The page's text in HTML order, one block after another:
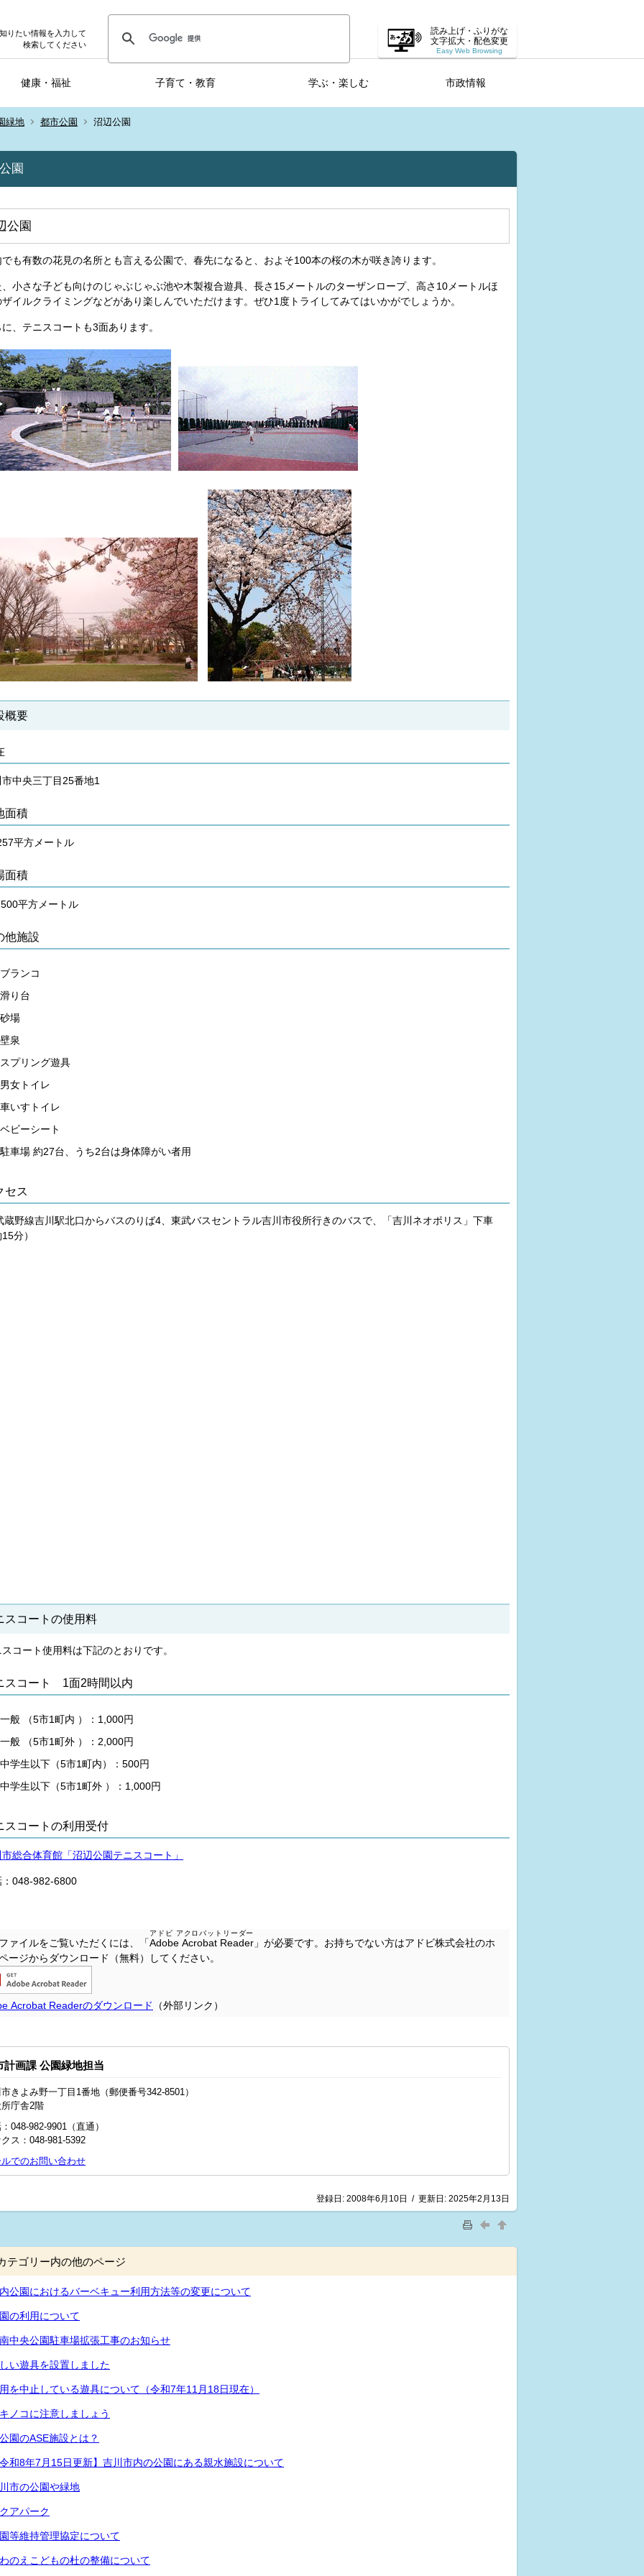
りたい情報を入力して
検索してください
読み上げ・ふりがな
文字拡大・配色変更
Easy Web Browsing
健康・福祉 子育て・教育 学ぶ・楽しむ 市政情報
緑地 都市公園 沼辺公園
園
公園
も有数の花見の名所とも言える公園で、春先になると、およそ100本の桜の木が咲き誇ります。
、小さな子ども向けのじゃぶじゃぶ池や木製複合遊具、長さ15メートルのターザンロープ、高さ10メートルほ
ザイルクライミングなどがあり楽しんでいただけます。ぜひ1度トライしてみてはいかがでしょうか。
に、テニスコートも3面あります。
概要
中央三丁目25番地1
面積
平方メートル
面積
平方メートル
他施設
ブランコ
滑り台
砂場
壁泉
スプリング遊具
男女トイレ
車いすトイレ
ベビーシート
駐車場 約27台、うち2台は身体障がい者用
セス
蔵野線吉川駅北口からバスのりば4、東武バスセントラル吉川市役所行きのバスで、「吉川ネオポリス」下車
15分）
スコートの使用料
スコート使用料は下記のとおりです。
スコート 1面2時間以内
一般 （5市1町内 ）：1,000円
一般 （5市1町外 ）：2,000円
中学生以下（5市1町内）：500円
中学生以下（5市1町外 ）：1,000円
スコートの利用受付
総合体育館「沼辺公園テニスコート」
：048-982-6800
ァイルをご覧いただくには、「Adobe Acrobat Reader
アドビ アクロバットリーダー
」が必要です。お持ちでない方はアドビ株式会社のホ
ージからダウンロード（無料）してください。
Acrobat Readerのダウンロード （外部リンク）
計画課 公園緑地担当
きよみ野一丁目1番地（郵便番号342-8501）
庁舎2階
048-982-9901（直通）
ス：048‐981‐5392
ルでのお問い合わせ
登録日: 2008年6月10日 / 更新日: 2025年2月13日
テゴリー内の他のページ
公園におけるバーベキュー利用方法等の変更について
の利用について
中央公園駐車場拡張工事のお知らせ
い遊具を設置しました
を中止している遊具について（令和7年11月18日現在）
ノコに注意しましょう
園のASE施設とは？
令和8年7月15日更新】吉川市内の公園にある親水施設について
市の公園や緑地
アパーク
等維持管理協定について
のえこどもの杜の整備について